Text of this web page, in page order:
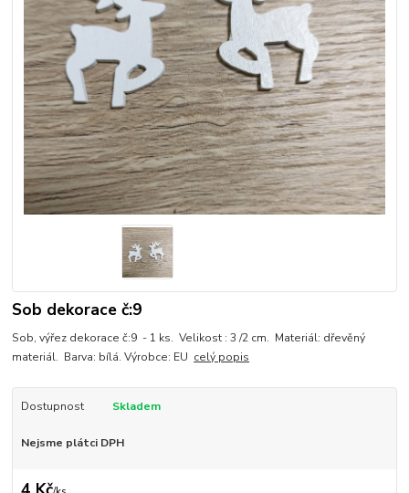
Sob dekorace č:9
Sob, výřez dekorace č:9 - 1 ks. Velikost : 3 /2 cm. Materiál: dřevěný
materiál. Barva: bílá. Výrobce: EU celý popis
Dostupnost Skladem
Nejsme plátci DPH